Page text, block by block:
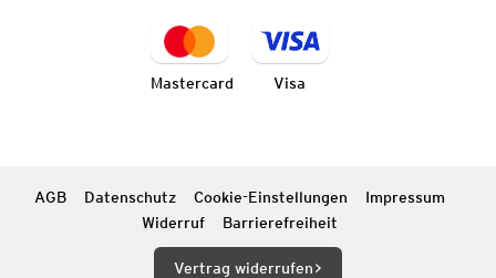
Mastercard Visa
AGB Datenschutz Cookie-Einstellungen
Impressum
Widerruf
Barrierefreiheit
Vertrag widerrufen